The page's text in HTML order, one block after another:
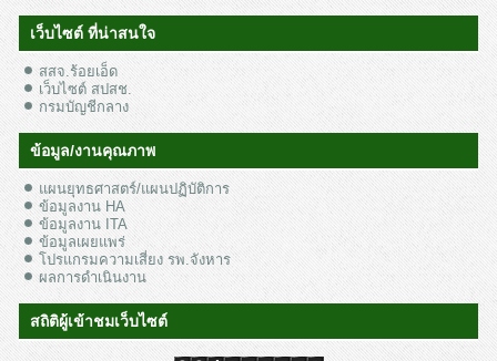
เว็บไซต์ ที่น่าสนใจ
สสจ.ร้อยเอ็ด
เว็บไซต์ สปสช.
กรมบัญชีกลาง
ข้อมูล/งานคุณภาพ
แผนยุทธศาสตร์/แผนปฏิบัติการ
ข้อมูลงาน HA
ข้อมูลงาน ITA
ข้อมูลเผยแพร่
โปรแกรมความเสี่ยง รพ.จังหาร
ผลการดำเนินงาน
สถิติผู้เข้าชมเว็บไซต์